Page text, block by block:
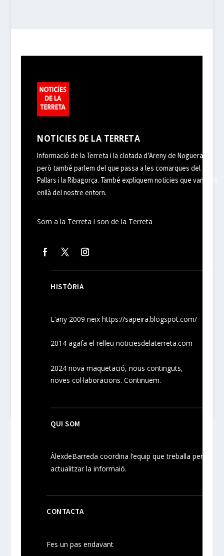
NOTICIES DE LA TERRETA
Informació de la Terreta i la clotada d’Areny de Noguera,
però també parlem del que passa a les comarques del
Pallars i la Ribagorça. També expliquem noticies que van més
enllà del nostre entorn.
Som a la Terreta i son de la Terreta
HISTÒRIA
L’any 2009 neixhttps://sapeira.blogspot.com/
2014 agafa el relleu noticiesdelaterreta.com
2024nova maquetació, nouscontinguts,
novescol·laboracions. Continuem.
QUI SOM
ÀlexdeBarreda coordina l’equip que treballa per
actualitzar la informaió.
CONTACTA
Fes un pas endavant